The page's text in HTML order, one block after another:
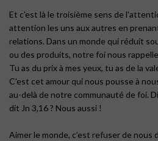
Et c’est là le troisième sens de
attention les uns aux autres en
relations. Dans un monde qui réduit
ou des produits, notre foi nous
Tu as du prix à mes yeux, tu as de la
C’est cet amour qui nous pousse à
au-delà de notre communauté de foi.
dit Jn 3,16 ? Nous aussi !
Aimer le monde, c’est refuser de nous